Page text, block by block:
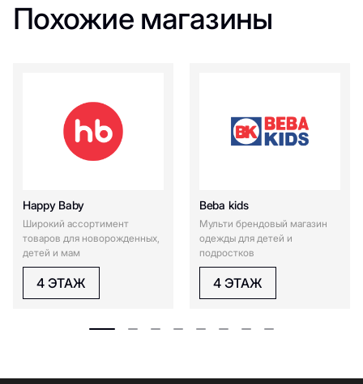
Похожие магазины
Happy Baby
Широкий ассортимент
товаров для новорожденных,
детей и мам
4 ЭТАЖ
Beba kids
Мульти брендовый магазин
одежды для детей и
подростков
4 ЭТАЖ